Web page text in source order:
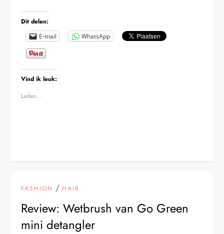
Dit delen:
E-mail WhatsApp
Vind ik leuk:
Laden...
FASHION / HAIR
Review: Wetbrush van Go Green
mini detangler